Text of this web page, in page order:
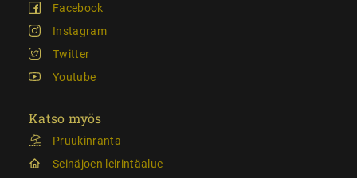
Facebook
Instagram
Twitter
Youtube
Katso myös
Pruukinranta
Seinäjoen leirintäalue